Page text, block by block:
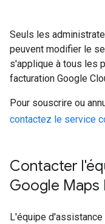
Seuls les
peuvent modifier le
s'applique à tous les
facturation Google
Pour souscrire ou
contactez le service
Contacter
Google Maps
L'équipe